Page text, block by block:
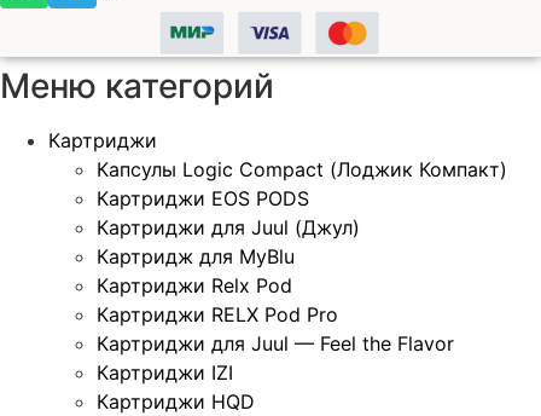
Меню категорий
Картриджи
Капсулы Logic Compact (Лоджик Компакт)
Картриджи EOS PODS
Картриджи для Juul (Джул)
Картридж для MyBlu
Картриджи Relx Pod
Картриджи RELX Pod Pro
Картриджи для Juul — Feel the Flavor
Картриджи IZI
Картриджи HQD